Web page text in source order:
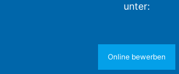
unter:
Online bewerben